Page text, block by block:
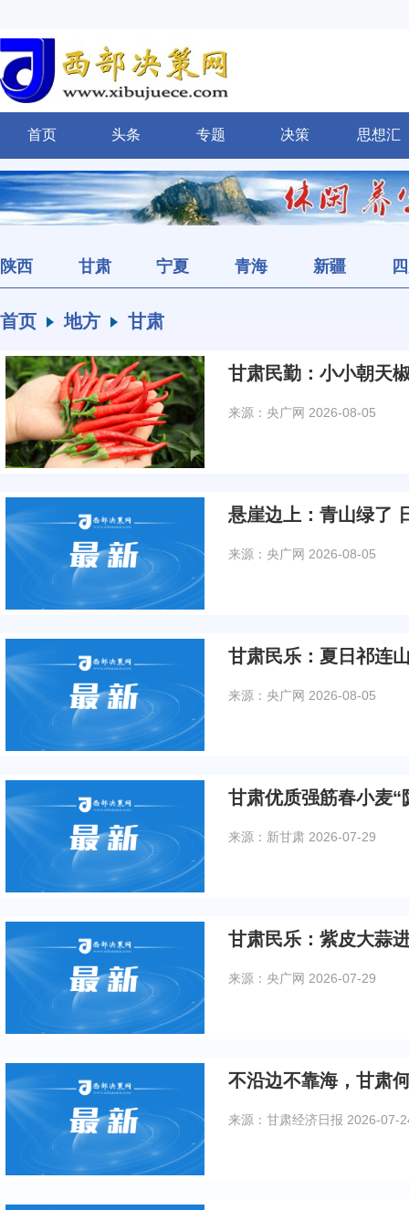
首页 头条 专题 决策 思想汇
陕西 甘肃 宁夏 青海 新疆
首页 地方 甘肃
甘肃民勤：小小朝天
来源：央广网 2026-08-05
悬崖边上：青山绿了
来源：央广网 2026-08-05
甘肃民乐：夏日祁连
来源：央广网 2026-08-05
甘肃优质强筋春小麦
来源：新甘肃 2026-07-29
甘肃民乐：紫皮大蒜
来源：央广网 2026-07-29
不沿边不靠海，甘肃
来源：甘肃经济日报 2026-07-